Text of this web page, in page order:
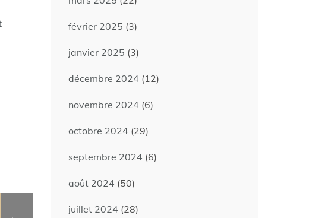
février 2025 (3)
janvier 2025 (3)
décembre 2024 (12)
novembre 2024 (6)
octobre 2024 (29)
septembre 2024 (6)
août 2024 (50)
juillet 2024 (28)